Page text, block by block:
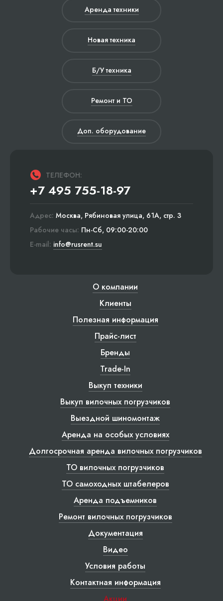
Аренда техники
Новая техника
Б/У техника
Ремонт и ТО
Доп. оборудование
ТЕЛЕФОН:
+7 495 755-18-97
Адрес: Москва, Рябиновая улица, 61А, стр. 3
Рабочие часы: Пн-Сб, 09:00-20:00
E-mail: info@rusrent.su
О компании
Клиенты
Полезная информация
Прайс-лист
Бренды
Trade-In
Выкуп техники
Выкуп вилочных погрузчиков
Выездной шиномонтаж
Аренда на особых условиях
Долгосрочная аренда вилочных погрузчиков
ТО вилочных погрузчиков
ТО самоходных штабелеров
Аренда подъемников
Ремонт вилочных погрузчиков
Документация
Видео
Условия работы
Контактная информация